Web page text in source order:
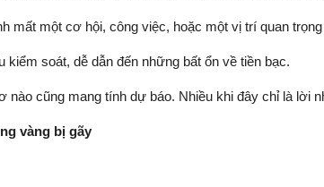
mất một cơ hội, công việc, hoặc một vị trí quan
kiểm soát, dễ dẫn đến những bất ổn về tiền bạc.
nào cũng mang tính dự báo. Nhiều khi đây chỉ là lời
vàng bị gãy